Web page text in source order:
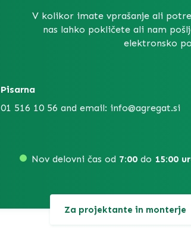
V kolikor imate vprašanje ali
nas lahko pokličete ali nam
elektronsko
Pisarna
01 516 10 56 and email: info@agregat.si
Nov delovni čas od 7:00 do 15:00
Za projektante in monterje